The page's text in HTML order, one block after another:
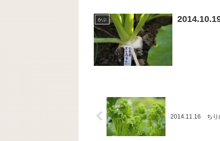
かぶ
2014.11.16 ちり